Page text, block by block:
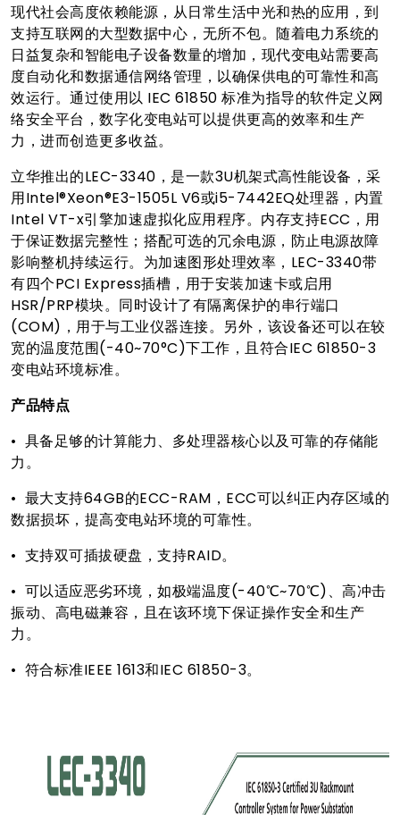
现代社会高度依赖能源，从日常生活中光和热的应用，到
支持互联网的大型数据中心，无所不包。随着电力系统的
日益复杂和智能电子设备数量的增加，现代变电站需要高
度自动化和数据通信网络管理，以确保供电的可靠性和高
效运行。通过使用以 IEC 61850 标准为指导的软件定义网
络安全平台，数字化变电站可以提供更高的效率和生产
力，进而创造更多收益。
立华推出的LEC-3340，是一款3U机架式高性能设备，采
用Intel®Xeon®E3-1505L V6或i5-7442EQ处理器，内置
Intel VT-x引擎加速虚拟化应用程序。内存支持ECC，用
于保证数据完整性；搭配可选的冗余电源，防止电源故障
影响整机持续运行。为加速图形处理效率，LEC-3340带
有四个PCI Express插槽，用于安装加速卡或启用
HSR/PRP模块。同时设计了有隔离保护的串行端口
(COM)，用于与工业仪器连接。另外，该设备还可以在较
宽的温度范围(-40~70°C)下工作，且符合IEC 61850-3
变电站环境标准。
产品特点
• 具备足够的计算能力、多处理器核心以及可靠的存储能
力。
• 最大支持64GB的ECC-RAM，ECC可以纠正内存区域的
数据损坏，提高变电站环境的可靠性。
• 支持双可插拔硬盘，支持RAID。
• 可以适应恶劣环境，如极端温度(-40℃~70℃)、高冲击
振动、高电磁兼容，且在该环境下保证操作安全和生产
力。
• 符合标准IEEE 1613和IEC 61850-3。